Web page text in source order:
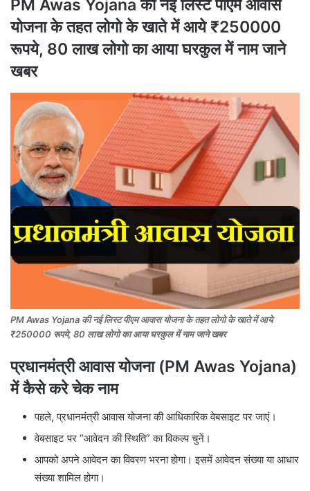
PM Awas Yojana की नई लिस्ट पीएम आवास
योजना के तहत लोगो के खाते में आये ₹250000
रूपये, 80 लाख लोगो का आया घरकुल में नाम जाने
खबर
PM Awas Yojana की नई लिस्ट पीएम आवास योजना के तहत लोगो के खाते में आये
₹250000 रूपये, 80 लाख लोगो का आया घरकुल में नाम जाने खबर
प्रधानमंत्री आवास योजना (PM Awas Yojana)
में कैसे करे चेक नाम
पहले, प्रधानमंत्री आवास योजना की आधिकारिक वेबसाइट पर जाएं।
वेबसाइट पर “आवेदन की स्थिति” का विकल्प चुनें।
आपको अपने आवेदन का विवरण भरना होगा। इसमें आवेदन संख्या या आधार
संख्या शामिल होगा।